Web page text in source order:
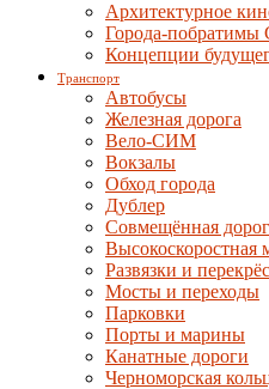
Архитектурное
Города-побратимы
Концепции
Транспорт
Автобусы
Железная дорога
Вело-СИМ
Вокзалы
Обход города
Дублер
Совмещённая
Высокоскоростная
Развязки и
Мосты и переходы
Парковки
Порты и марины
Канатные дороги
Черноморская